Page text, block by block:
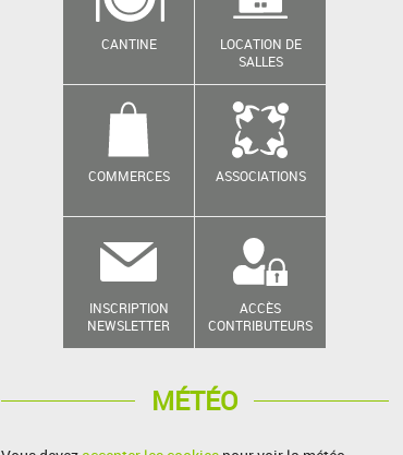
CANTINE
LOCATION DE
SALLES
COMMERCES ASSOCIATIONS
INSCRIPTION
NEWSLETTER
ACCÈS
CONTRIBUTEURS
MÉTÉO